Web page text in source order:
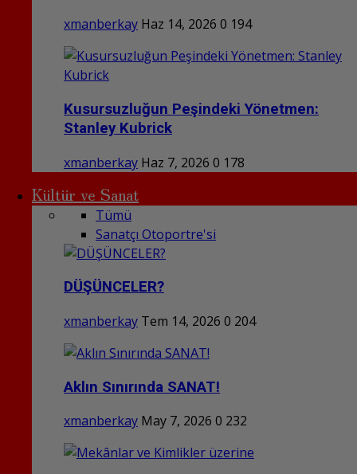
xmanberkay Haz 14, 2026 0 194
Kusursuzluğun Peşindeki Yönetmen:
Stanley Kubrick
xmanberkay Haz 7, 2026 0 178
Kültür ve Sanat
Tümü
Sanatçı Otoportre'si
DÜŞÜNCELER?
xmanberkay Tem 14, 2026 0 204
Aklın Sınırında SANAT!
xmanberkay May 7, 2026 0 232